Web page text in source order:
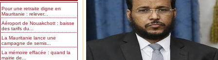
Pour une retraite digne en
Mauritanie : relever...
Aéroport de Nouakchott : baisse
des tarifs du...
La Mauritanie lance une
campagne de semis...
La mémoire effacée : quand la
mairie de...